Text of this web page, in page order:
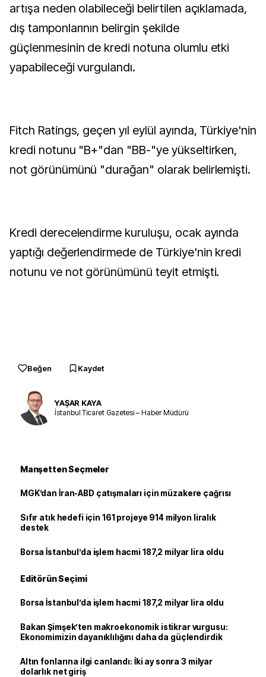
artışa neden olabileceği belirtilen açıklamada,
dış tamponlarının belirgin şekilde
güçlenmesinin de kredi notuna olumlu etki
yapabileceği vurgulandı.
Fitch Ratings, geçen yıl eylül ayında, Türkiye'nin
kredi notunu "B+"dan "BB-"ye yükseltirken,
not görünümünü "durağan" olarak belirlemişti.
Kredi derecelendirme kuruluşu, ocak ayında
yaptığı değerlendirmede de Türkiye'nin kredi
notunu ve not görünümünü teyit etmişti.
Beğen Kaydet
YAŞAR KAYA
İstanbul Ticaret Gazetesi – Haber Müdürü
Manşetten Seçmeler
MGK’dan İran-ABD çatışmaları için müzakere çağrısı
Sıfır atık hedefi için 161 projeye 914 milyon liralık
destek
Borsa İstanbul’da işlem hacmi 187,2 milyar lira oldu
Editörün Seçimi
Borsa İstanbul’da işlem hacmi 187,2 milyar lira oldu
Bakan Şimşek’ten makroekonomik istikrar vurgusu:
Ekonomimizin dayanıklılığını daha da güçlendirdik
Altın fonlarına ilgi canlandı: İki ay sonra 3 milyar
dolarlık net giriş